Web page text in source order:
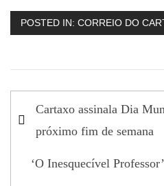
POSTED IN: CORREIO DO
Navegação
de
Cartaxo assinala Dia
próximo fim de semana
‘O Inesquecível